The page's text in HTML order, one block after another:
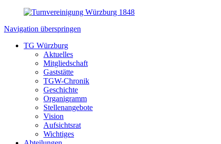
Navigation überspringen
TG Würzburg
Aktuelles
Mitgliedschaft
Gaststätte
TGW-Chronik
Geschichte
Organigramm
Stellenangebote
Vision
Aufsichtsrat
Wichtiges